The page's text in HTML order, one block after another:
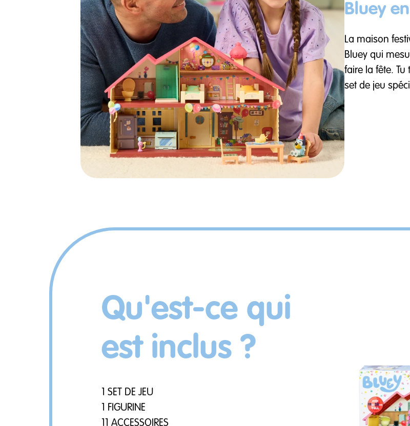
Bluey
La maison
Bluey qui
faire la fête.
set de jeu
Qu'est-ce qui
est inclus ?
1 SET DE JEU
1 FIGURINE
11 ACCESSOIRES